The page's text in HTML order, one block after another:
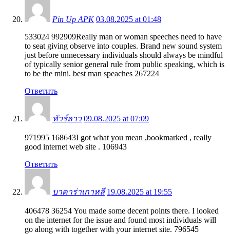
Pin Up APK 03.08.2025 at 01:48
533024 992909Really man or woman speeches need to have
to seat giving observe into couples. Brand new sound system
just before unnecessary individuals should always be mindful
of typically senior general rule from public speaking, which is
to be the mini. best man speaches 267224
Ответить
ทัวร์ลาว 09.08.2025 at 07:09
971995 168643I got what you mean ,bookmarked , really
good internet web site . 106943
Ответить
บาคาร่าเกาหลี 19.08.2025 at 19:55
406478 36254 You made some decent points there. I looked
on the internet for the issue and found most individuals will
go along with together with your internet site. 796545